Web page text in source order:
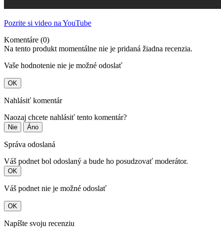
Pozrite si video na YouTube
Komentáre (0)
Na tento produkt momentálne nie je pridaná žiadna recenzia.
Vaše hodnotenie nie je možné odoslať
OK
Nahlásiť komentár
Naozaj chcete nahlásiť tento komentár?
Nie Áno
Správa odoslaná
Váš podnet bol odoslaný a bude ho posudzovať moderátor.
OK
Váš podnet nie je možné odoslať
OK
Napíšte svoju recenziu